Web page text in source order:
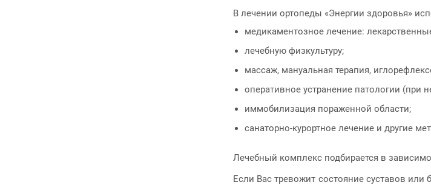
В лечении ортопеды «Энергии здоровья»
медикаментозное лечение:
лечебную физкультуру;
массаж, мануальная терапия,
оперативное устранение патологии (при
иммобилизация пораженной области;
санаторно-курортное лечение и другие
Лечебный комплекс подбирается в
Если Вас тревожит состояние суставов или